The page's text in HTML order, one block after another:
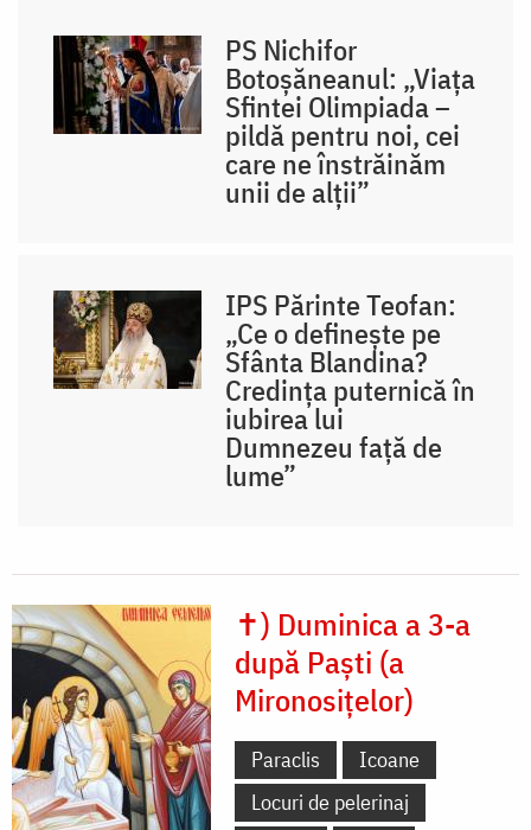
PS Nichifor
Botoșăneanul: „Viața
Sfintei Olimpiada –
pildă pentru noi, cei
care ne înstrăinăm
unii de alții”
IPS Părinte Teofan:
„Ce o definește pe
Sfânta Blandina?
Credința puternică în
iubirea lui
Dumnezeu față de
lume”
✝) Duminica a 3-a
după Paști (a
Mironosițelor)
Paraclis
Icoane
Locuri de pelerinaj